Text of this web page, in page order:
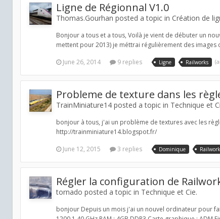
Ligne de Régionnal V1.0
Thomas.Gourhan posted a topic in Création de
Bonjour a tous et a tous, Voilà je vient de débuter un
mettent pour 2013) je méttrai régulièrement des images
June 26, 2014
9 replies Ligne Railworks
Probleme de texture dans les
TrainMiniature14 posted a topic in Technique et
bonjour à tous, j'ai un problème de textures avec les
http://trainminiature14.blogspot.fr/
June 12, 2015
3 replies Dominique
Régler la configuration de
tornado posted a topic in Technique et Cie.
bonjour Depuis un mois j'ai un nouvel ordinateur pour